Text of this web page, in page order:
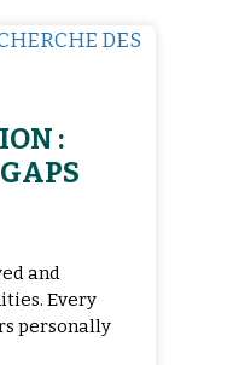
:
and
Every
personally